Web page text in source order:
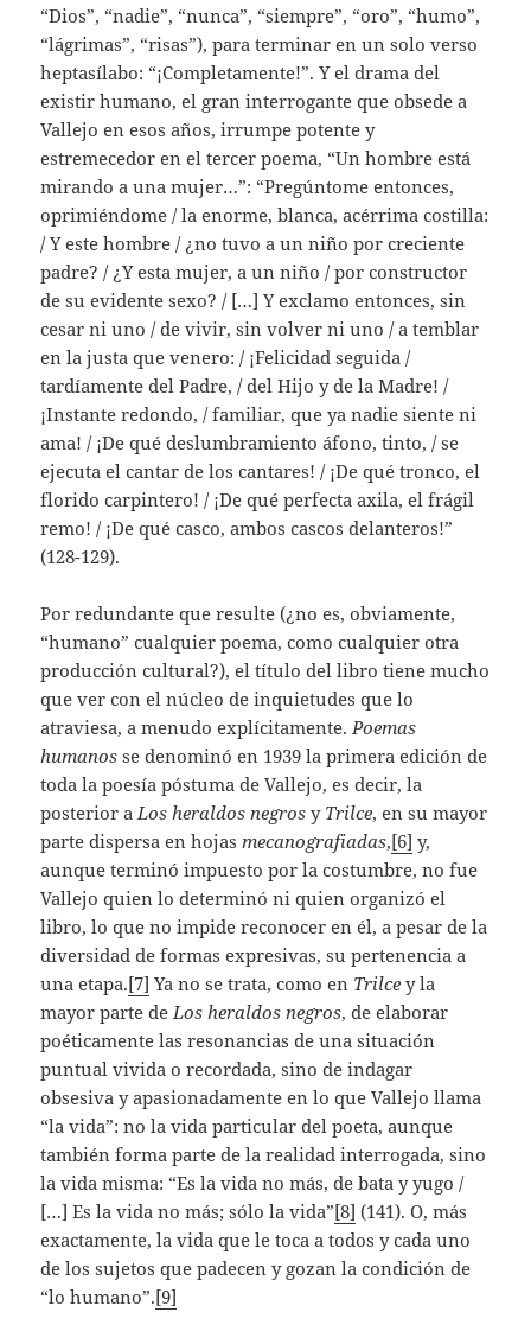
“Dios”, “nadie”, “nunca”, “siempre”, “oro”, “humo”,
“lágrimas”, “risas”), para terminar en un solo verso
heptasílabo: “¡Completamente!”. Y el drama del
existir humano, el gran interrogante que obsede a
Vallejo en esos años, irrumpe potente y
estremecedor en el tercer poema, “Un hombre está
mirando a una mujer…”: “Pregúntome entonces,
oprimiéndome / la enorme, blanca, acérrima costilla:
/ Y este hombre / ¿no tuvo a un niño por creciente
padre? / ¿Y esta mujer, a un niño / por constructor
de su evidente sexo? / […] Y exclamo entonces, sin
cesar ni uno / de vivir, sin volver ni uno / a temblar
en la justa que venero: / ¡Felicidad seguida /
tardíamente del Padre, / del Hijo y de la Madre! /
¡Instante redondo, / familiar, que ya nadie siente ni
ama! / ¡De qué deslumbramiento áfono, tinto, / se
ejecuta el cantar de los cantares! / ¡De qué tronco, el
florido carpintero! / ¡De qué perfecta axila, el frágil
remo! / ¡De qué casco, ambos cascos delanteros!”
(128-129).
Por redundante que resulte (¿no es, obviamente,
“humano” cualquier poema, como cualquier otra
producción cultural?), el título del libro tiene mucho
que ver con el núcleo de inquietudes que lo
atraviesa, a menudo explícitamente. Poemas
humanosse denominó en 1939 la primera edición de
toda la poesía póstuma de Vallejo, es decir, la
posterior a Los heraldos negrosy Trilce, en su mayor
parte dispersa en hojas mecanografiadas,[6] y,
aunque terminó impuesto por la costumbre, no fue
Vallejo quien lo determinó ni quien organizó el
libro, lo que no impide reconocer en él, a pesar de la
diversidad de formas expresivas, su pertenencia a
una etapa.[7] Ya no se trata, como en Trilcey la
mayor parte de Los heraldos negros, de elaborar
poéticamente las resonancias de una situación
puntual vivida o recordada, sino de indagar
obsesiva y apasionadamente en lo que Vallejo llama
“la vida”: no la vida particular del poeta, aunque
también forma parte de la realidad interrogada, sino
la vida misma: “Es la vida no más, de bata y yugo /
[…] Es la vida no más; sólo la vida”[8] (141). O, más
exactamente, la vida que le toca a todos y cada uno
de los sujetos que padecen y gozan la condición de
“lo humano”.[9]